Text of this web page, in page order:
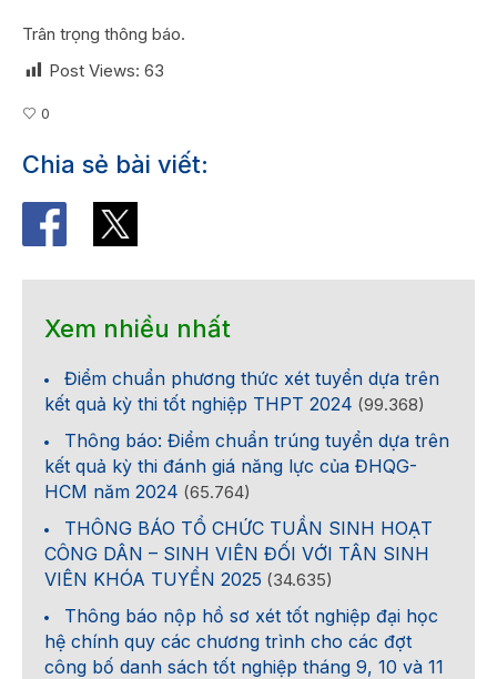
Trân trọng thông báo.
Post Views: 63
0
Chia sẻ bài viết:
Xem nhiều nhất
Điểm chuẩn phương thức xét tuyển dựa trên
kết quả kỳ thi tốt nghiệp THPT 2024 (99.368)
Thông báo: Điểm chuẩn trúng tuyển dựa trên
kết quả kỳ thi đánh giá năng lực của ĐHQG-
HCM năm 2024 (65.764)
THÔNG BÁO TỔ CHỨC TUẦN SINH HOẠT
CÔNG DÂN – SINH VIÊN ĐỐI VỚI TÂN SINH
VIÊN KHÓA TUYỂN 2025 (34.635)
Thông báo nộp hồ sơ xét tốt nghiệp đại học
hệ chính quy các chương trình cho các đợt
công bố danh sách tốt nghiệp tháng 9, 10 và 11